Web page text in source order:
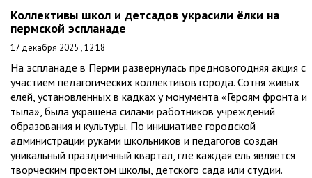
Коллективы школ и детсадов украсили ёлки на
пермской эспланаде
17 декабря 2025 , 12:18
На эспланаде в Перми развернулась предновогодняя акция с
участием педагогических коллективов города. Сотня живых
елей, установленных в кадках у монумента «Героям фронта и
тыла», была украшена силами работников учреждений
образования и культуры. По инициативе городской
администрации руками школьников и педагогов создан
уникальный праздничный квартал, где каждая ель является
творческим проектом школы, детского сада или студии.